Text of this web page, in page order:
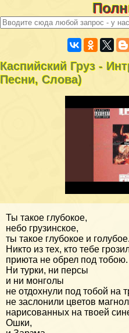
Каспийский Груз -
Песни, Слова)
Ты такое глубокое,
небо грузинское,
ты такое глубокое и голубое.
Никто из тех, кто тебе
приюта не обрел под тобою.
Ни турки, ни персы
и ни монголы
не отдохнули под тобой на
не заслонили цветов
нарисованных на твоей
Ошки,